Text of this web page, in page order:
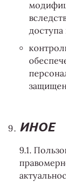
ИНОЕ
9.1.